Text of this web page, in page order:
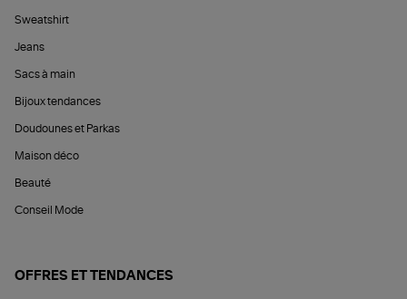
Sweatshirt
Jeans
Sacs à main
Bijoux tendances
Doudounes et Parkas
Maison déco
Beauté
Conseil Mode
OFFRES ET TENDANCES